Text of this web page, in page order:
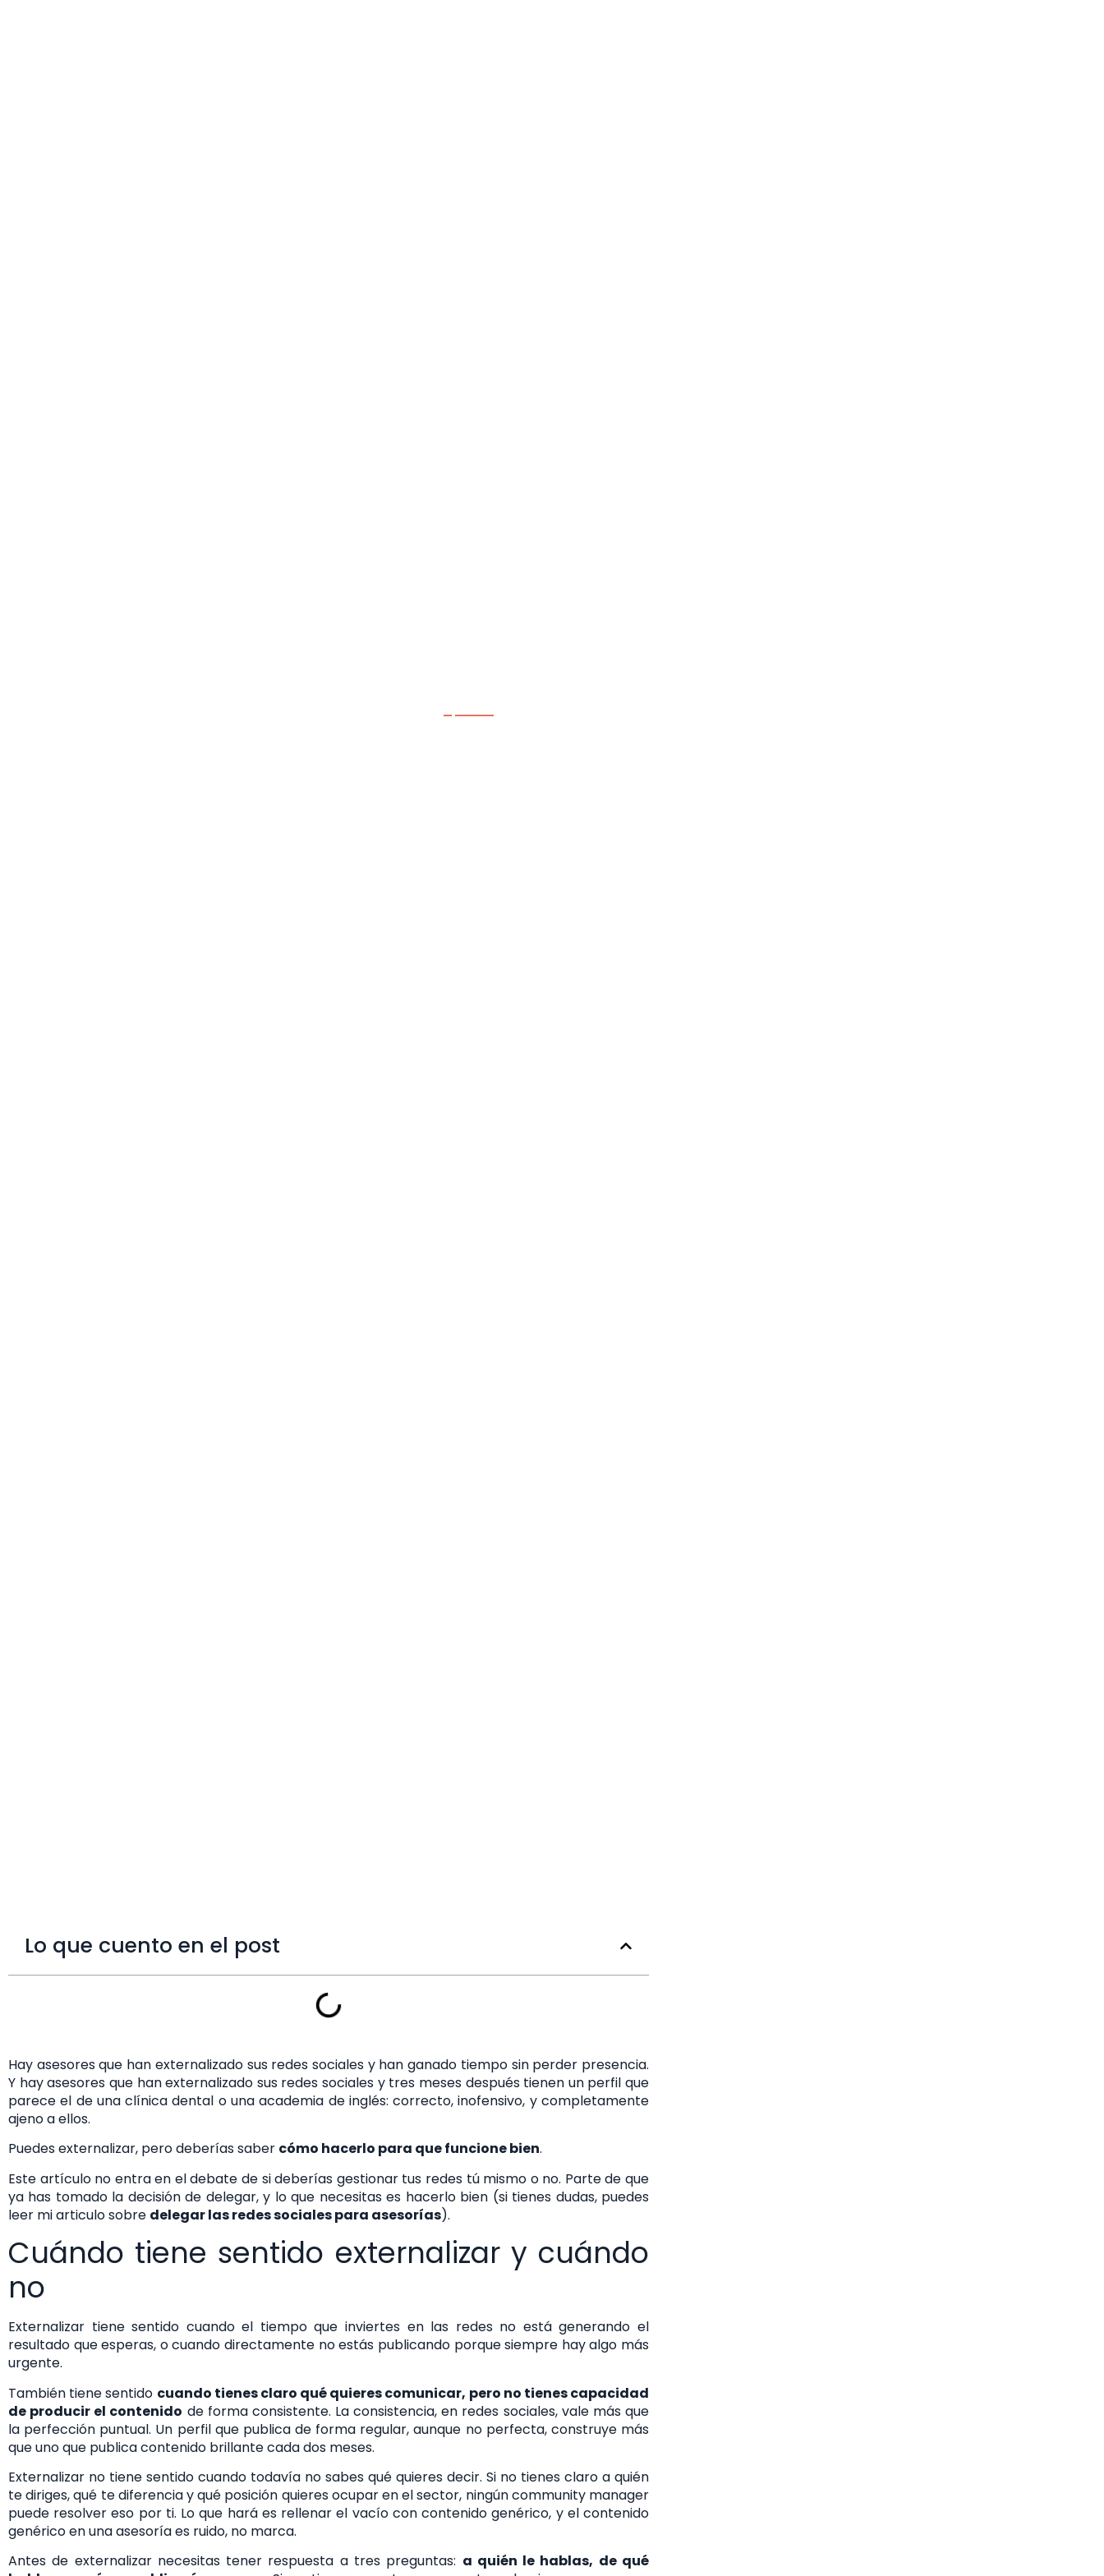
Lo que cuento en el post
Hay asesores que han externalizado sus redes sociales y han ganado tiempo sin perder presencia.
Y hay asesores que han externalizado sus redes sociales y tres meses después tienen un perfil que
parece el de una clínica dental o una academia de inglés: correcto, inofensivo, y completamente
ajeno a ellos.
Puedes externalizar, pero deberías saber cómo hacerlo para que funcione bien.
Este artículo no entra en el debate de si deberías gestionar tus redes tú mismo o no. Parte de que
ya has tomado la decisión de delegar, y lo que necesitas es hacerlo bien (si tienes dudas, puedes
leer mi articulo sobre delegar las redes sociales para asesorías).
Cuándo tiene sentido externalizar y cuándo
no
Externalizar tiene sentido cuando el tiempo que inviertes en las redes no está generando el
resultado que esperas, o cuando directamente no estás publicando porque siempre hay algo más
urgente.
También tiene sentido cuando tienes claro qué quieres comunicar, pero no tienes capacidad
de producir el contenido de forma consistente. La consistencia, en redes sociales, vale más que
la perfección puntual. Un perfil que publica de forma regular, aunque no perfecta, construye más
que uno que publica contenido brillante cada dos meses.
Externalizar no tiene sentido cuando todavía no sabes qué quieres decir. Si no tienes claro a quién
te diriges, qué te diferencia y qué posición quieres ocupar en el sector, ningún community manager
puede resolver eso por ti. Lo que hará es rellenar el vacío con contenido genérico, y el contenido
genérico en una asesoría es ruido, no marca.
Antes de externalizar necesitas tener respuesta a tres preguntas: a quién le hablas, de qué